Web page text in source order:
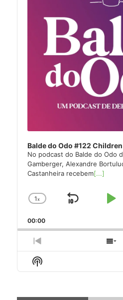
Balde do Odo #122
No podcast do Balde do Odo
Gamberger, Alexandre
Castanheira recebem[...]
Change
Rate
1x
Skip
00:00
Previous
Episode
Show
Podcast